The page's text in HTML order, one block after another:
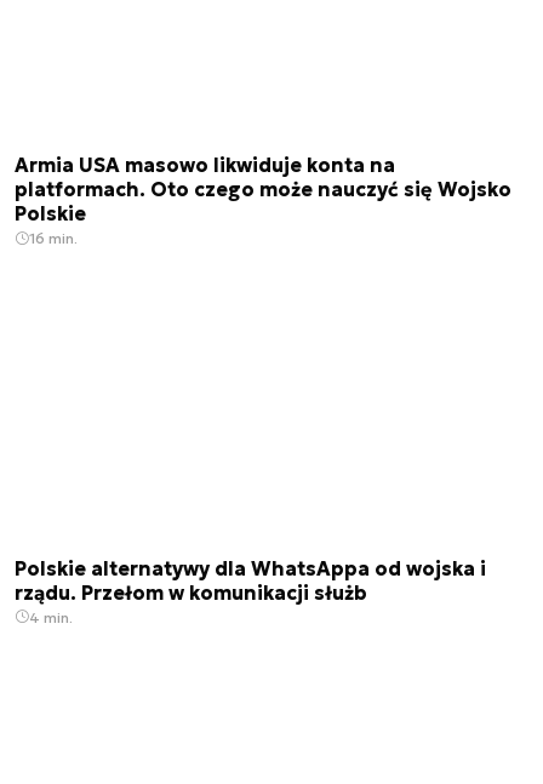
Armia USA masowo likwiduje konta na
platformach. Oto czego może nauczyć się Wojsko
Polskie
16 min.
Polskie alternatywy dla WhatsAppa od wojska i
rządu. Przełom w komunikacji służb
4 min.